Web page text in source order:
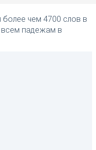
чем 4700 слов в
всем падежам в